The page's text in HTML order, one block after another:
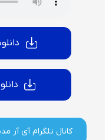
کانال تلگرام آی آر